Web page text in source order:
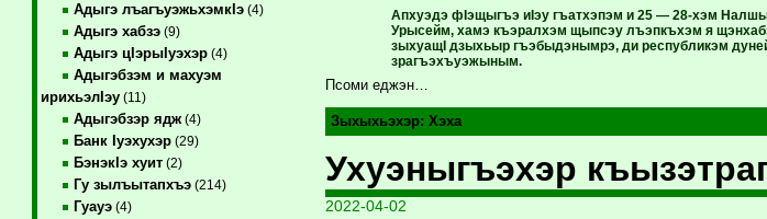
Адыгэ лъагъуэжьхэмкIэ(4)
Адыгэ хабзэ(9)
Адыгэ цIэрыIуэхэр(4)
Адыгэбзэм и махуэм
ирихьэлIэу(11)
Адыгэбзэр ядж(4)
Банк Iуэхухэр(29)
БэнэкIэ хуит(2)
Гу зылъытапхъэ(214)
Гуауэ(4)
Апхуэдэ фIэщыгъэ иIэу гъатхэпэм и 25 — 28-хэм
Урысейм, хамэ къэралхэм щыпсэу лъэпкъхэм я
зыхуащI дзыхьыр гъэбыдэнымрэ, ди республикэм
зрагъэхъуэжыным.
Псоми еджэн…
Зыхыхьэхэр: Хэха
Ухуэныгъэхэр
2022-04-02